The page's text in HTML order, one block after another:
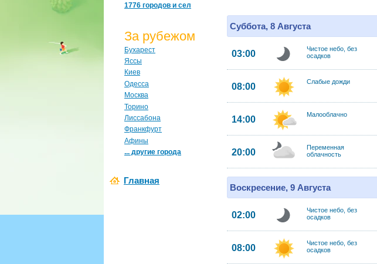
1776 городов и сел
За рубежом
Бухарест
Яссы
Киев
Одесса
Москва
Торино
Лиссабона
Франкфурт
Афины
... другие города
Главная
Суббота, 8 Августа
03:00
Чистое небо, без
осадков
08:00 Слабые дожди
14:00 Малооблачно
20:00
Переменная
облачность
Воскресение, 9 Августа
02:00
Чистое небо, без
осадков
08:00
Чистое небо, без
осадков